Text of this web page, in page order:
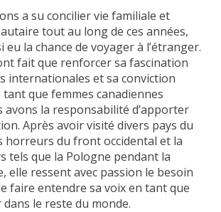
a su concilier vie familiale et
tout au long de ces années,
eu la chance de voyager à l’étranger.
fait que renforcer sa fascination
internationales et sa conviction
tant que femmes canadiennes
avons la responsabilité d’apporter
Après avoir visité divers pays du
horreurs du front occidental et la
tels que la Pologne pendant la
elle ressent avec passion le besoin
faire entendre sa voix en tant que
dans le reste du monde.